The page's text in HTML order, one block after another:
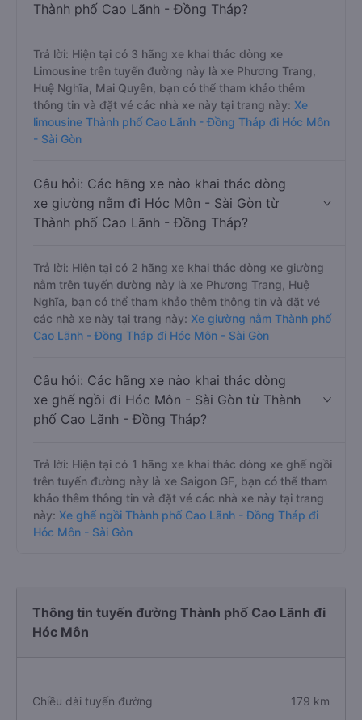
Thành phố Cao Lãnh - Đồng Tháp?
Trả lời: Hiện tại có 3 hãng xe khai thác dòng xe
Limousine trên tuyến đường này là xe Phương Trang,
Huệ Nghĩa, Mai Quyên, bạn có thể tham khảo thêm
thông tin và đặt vé các nhà xe này tại trang này: Xe
limousine Thành phố Cao Lãnh - Đồng Tháp đi Hóc Môn
- Sài Gòn
Câu hỏi: Các hãng xe nào khai thác dòng
xe giường nằm đi Hóc Môn - Sài Gòn từ
Thành phố Cao Lãnh - Đồng Tháp?
Trả lời: Hiện tại có 2 hãng xe khai thác dòng xe giường
nằm trên tuyến đường này là xe Phương Trang, Huệ
Nghĩa, bạn có thể tham khảo thêm thông tin và đặt vé
các nhà xe này tại trang này: Xe giường nằm Thành phố
Cao Lãnh - Đồng Tháp đi Hóc Môn - Sài Gòn
Câu hỏi: Các hãng xe nào khai thác dòng
xe ghế ngồi đi Hóc Môn - Sài Gòn từ Thành
phố Cao Lãnh - Đồng Tháp?
Trả lời: Hiện tại có 1 hãng xe khai thác dòng xe ghế ngồi
trên tuyến đường này là xe Saigon GF, bạn có thể tham
khảo thêm thông tin và đặt vé các nhà xe này tại trang
này: Xe ghế ngồi Thành phố Cao Lãnh - Đồng Tháp đi
Hóc Môn - Sài Gòn
Thông tin tuyến đường Thành phố Cao Lãnh đi
Hóc Môn
Chiều dài tuyến đường 179 km